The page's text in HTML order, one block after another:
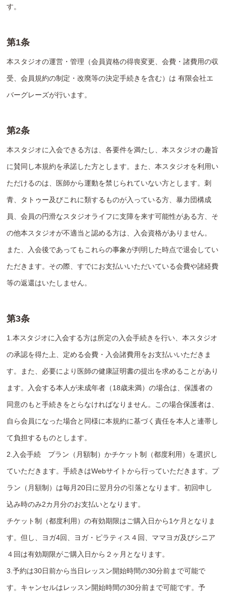
す。
第1条
本スタジオの運営・管理（会員資格の得喪変更、会費・諸費用の収
受、会員規約の制定・改廃等の決定手続きを含む）は 有限会社エ
バーグレーズが行います。
第2条
本スタジオに入会できる方は、各要件を満たし、本スタジオの趣旨
に賛同し本規約を承諾した方とします。また、本スタジオを利用い
ただけるのは、医師から運動を禁じられていない方とします。刺
青、タトゥー及びこれに類するものが入っている方、暴力団構成
員、会員の円滑なスタジオライフに支障を来す可能性がある方、そ
の他本スタジオが不適当と認める方は、入会資格がありません。
また、入会後であってもこれらの事象が判明した時点で退会してい
ただきます。その際、すでにお支払いいただいている会費や諸経費
等の返還はいたしません。
第3条
1.本スタジオに入会する方は所定の入会手続きを行い、本スタジオ
の承認を得た上、定める会費・入会諸費用をお支払いいただきま
す。また、必要により医師の健康証明書の提出を求めることがあり
ます。入会する本人が未成年者（18歳未満）の場合は、保護者の
同意のもと手続きをとらなければなりません。この場合保護者は、
自ら会員になった場合と同様に本規約に基づく責任を本人と連帯し
て負担するものとします。
2.入会手続 プラン（月額制）かチケット制（都度利用）を選択し
ていただきます。手続きはWebサイトから行っていただきます。プ
ラン（月額制）は毎月20日に翌月分の引落となります。初回申し
込み時のみ2カ月分のお支払いとなります。
チケット制（都度利用）の有効期限はご購入日から1ケ月となりま
す。但し、ヨガ4回、ヨガ・ピラティス４回、ママヨガ及びシニア
４回は有効期限がご購入日から２ヶ月となります。
3.予約は30日前から当日レッスン開始時間の30分前まで可能で
す。キャンセルはレッスン開始時間の30分前まで可能です。予